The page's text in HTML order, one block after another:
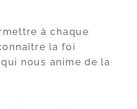
à chaque
la foi
nous anime de la